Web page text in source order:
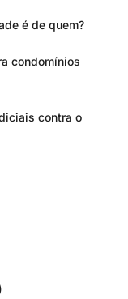
é de quem?
condomínios
contra o